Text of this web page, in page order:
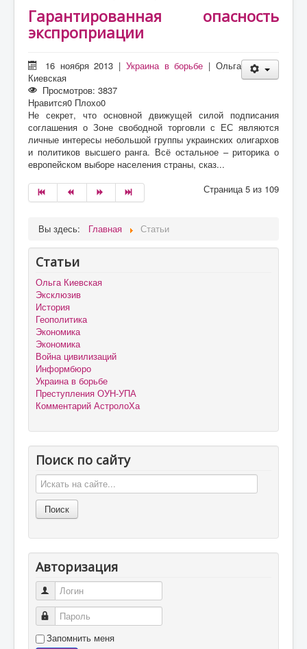
Гарантированная опасность
экспроприации
16 ноября 2013 | Украина в борьбе | Ольга
Киевская
Просмотров: 3837
Нравится0 Плохо0
Не секрет, что основной движущей силой подписания
соглашения о Зоне свободной торговли с ЕС являются
личные интересы небольшой группы украинских олигархов
и политиков высшего ранга. Всё остальное – риторика о
европейском выборе населения страны, сказ...
Страница 5 из 109
Вы здесь: Главная Статьи
Статьи
Ольга Киевская
Эксклюзив
История
Геополитика
Экономика
Экономика
Война цивилизаций
Информбюро
Украина в борьбе
Преступления ОУН-УПА
Комментарий АстролоХа
Поиск по сайту
Авторизация
Логин
Пароль
Запомнить меня